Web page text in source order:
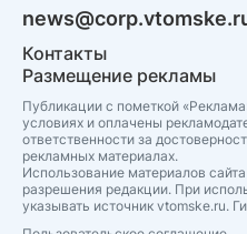
Контакты
Размещение рекламы
Публикации с пометкой
условиях и оплачены
ответственности за
рекламных материалах.
Использование материалов
разрешения редакции. При
указывать источник vtomske.ru.